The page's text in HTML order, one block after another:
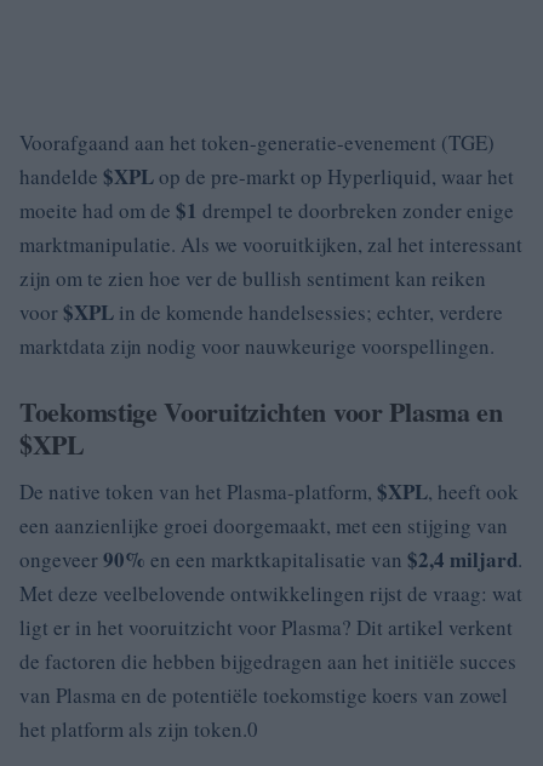
Voorafgaand aan het token-generatie-evenement (TGE)
handelde $XPLop de pre-markt op Hyperliquid, waar het
moeite had om de $1 drempel te doorbreken zonder enige
marktmanipulatie. Als we vooruitkijken, zal het interessant
zijn om te zien hoe ver de bullish sentiment kan reiken
voor$XPL in de komende handelsessies; echter, verdere
marktdata zijn nodig voor nauwkeurige voorspellingen.
Toekomstige Vooruitzichten voor Plasma en
$XPL
De native token van het Plasma-platform, $XPL, heeft ook
een aanzienlijke groei doorgemaakt, met een stijging van
ongeveer90% en een marktkapitalisatie van $2,4 miljard.
Met deze veelbelovende ontwikkelingen rijst de vraag: wat
ligt er in het vooruitzicht voor Plasma? Dit artikel verkent
de factoren die hebben bijgedragen aan het initiële succes
van Plasma en de potentiële toekomstige koers van zowel
het platform als zijn token.0